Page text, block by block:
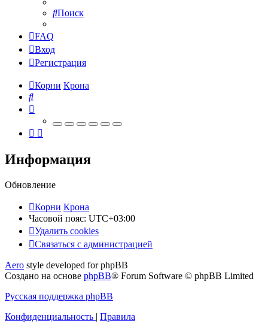
Поиск
FAQ
Вход
Регистрация
Корни Крона
Поиск
Информация
Обновление
Корни Крона
Часовой пояс: UTC+03:00
Удалить cookies
Связаться
администрацией
Связаться с администрацией
Aero style developed for phpBB
Создано на основе phpBB® Forum Software © phpBB Limited
Русская поддержка phpBB
Конфиденциальность | Правила